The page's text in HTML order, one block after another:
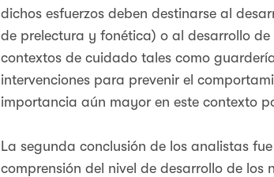
dichos esfuerzos deben destinarse al
de prelectura y fonética) o al desarrollo
contextos de cuidado tales como
intervenciones para prevenir el
importancia aún mayor en este contexto
La segunda conclusión de los analistas
comprensión del nivel de desarrollo de